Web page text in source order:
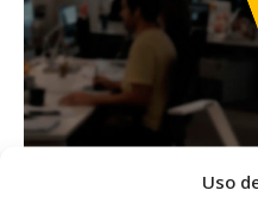
Uso